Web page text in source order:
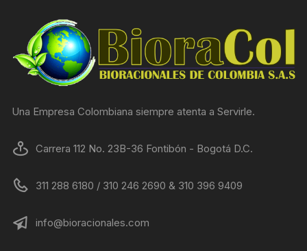
Una Empresa Colombiana siempre atenta a Servirle.
Carrera 112 No. 23B-36 Fontibón - Bogotá D.C.
311 288 6180 / 310 246 2690 & 310 396 9409
info@bioracionales.com